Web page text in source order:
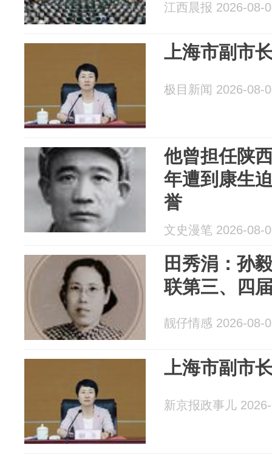
江西晨报 2026-08-
上海市副市
极目新闻 2026-08-
他曾担任陕
年遭到康生
誉
文史漫笔 2026-08-
田秀涓：孙
联第三、四
靓仔情感 2026-08-
上海市副市
新京报政事儿